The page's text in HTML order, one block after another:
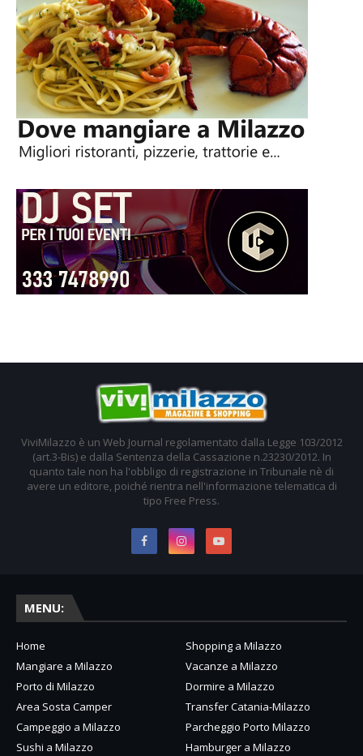
ViviMilazzo è un Web Journal regolamentato dalla Legge 103/2012
(art.3-Bis) e dalla Sentenza della Cassazione n.23230/2012. In
quanto tale non ha l'obbligo di registrazione in Tribunale nè di
avere un editore, poiché rientra nell'informazione telematica di
tipo Free Press.
MENU:
Home
Shopping a Milazzo
Mangiare a Milazzo
Vacanze a Milazzo
Porto di Milazzo
Dormire a Milazzo
Area Sosta Camper
Transfer Catania-Milazzo
Campeggio a Milazzo
Parcheggio Porto Milazzo
Sushi a Milazzo
Hamburger a Milazzo